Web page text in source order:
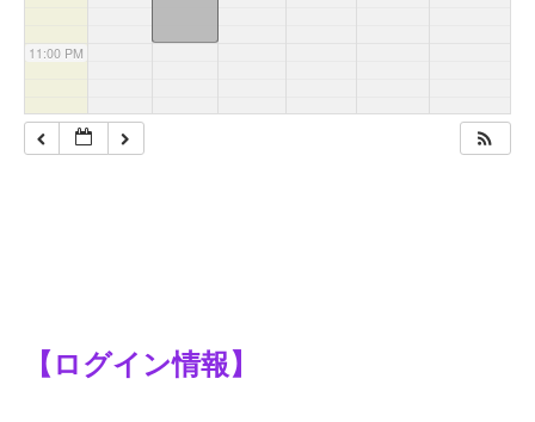
11:00 PM
【ログイン情報】